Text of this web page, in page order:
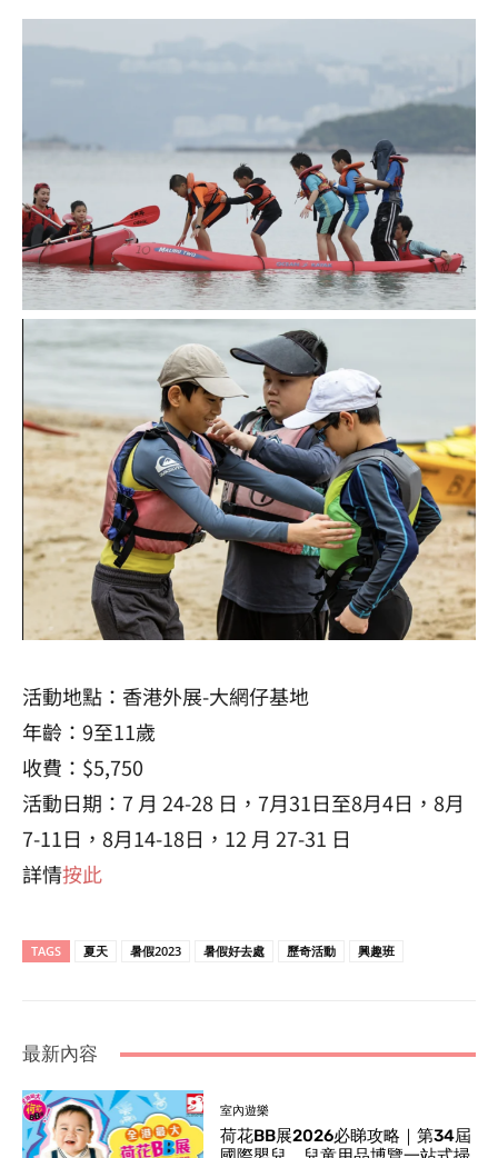
活動地點：香港外展-大網仔基地
年齡：9至11歲
收費：$5,750
活動日期：7 月 24-28 日，7月31日至8月4日，8月
7-11日，8月14-18日，12 月 27-31 日
詳情按此
TAGS 夏天 暑假2023 暑假好去處 歷奇活動 興趣班
最新內容
室內遊樂
荷花BB展2026必睇攻略｜第34屆